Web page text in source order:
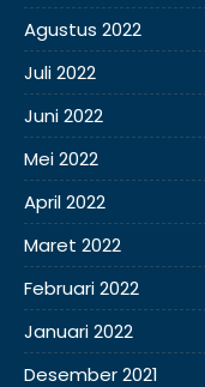
Agustus 2022
Juli 2022
Juni 2022
Mei 2022
April 2022
Maret 2022
Februari 2022
Januari 2022
Desember 2021